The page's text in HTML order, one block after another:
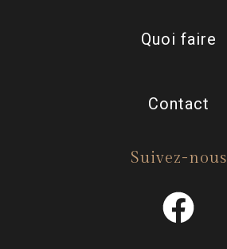
Quoi faire
Contact
Suivez-nous